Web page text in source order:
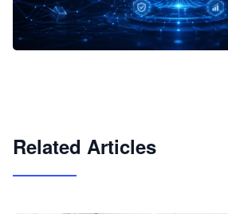
Related Articles